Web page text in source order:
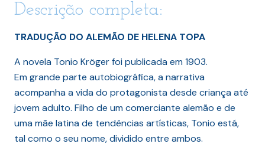
Descrição completa:
TRADUÇÃO DO ALEMÃO DE HELENA TOPA
A novela Tonio Kröger foi publicada em 1903.
Em grande parte autobiográfica, a narrativa
acompanha a vida do protagonista desde criança até
jovem adulto. Filho de um comerciante alemão e de
uma mãe latina de tendências artísticas, Tonio está,
tal como o seu nome, dividido entre ambos.